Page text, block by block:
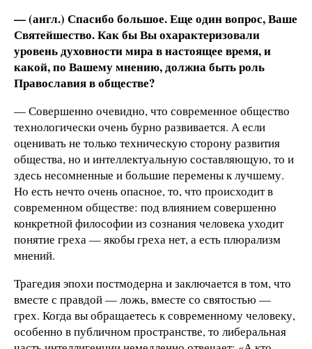
— (англ.) Спасибо большое. Еще один вопрос, Ваше
Святейшество. Как бы Вы охарактеризовали
уровень духовности мира в настоящее время, и
какой, по Вашему мнению, должна быть роль
Православия в обществе?
— Совершенно очевидно, что современное общество
технологически очень бурно развивается. А если
оценивать не только техническую сторону развития
общества, но и интеллектуальную составляющую, то и
здесь несомненные и большие перемены к лучшему.
Но есть нечто очень опасное, то, что происходит в
современном обществе: под влиянием совершенно
конкретной философии из сознания человека уходит
понятие греха — якобы греха нет, а есть плюрализм
мнений.
Трагедия эпохи постмодерна и заключается в том, что
вместе с правдой — ложь, вместе со святостью —
грех. Когда вы обращаетесь к современному человеку,
особенно в публичном пространстве, то либеральная